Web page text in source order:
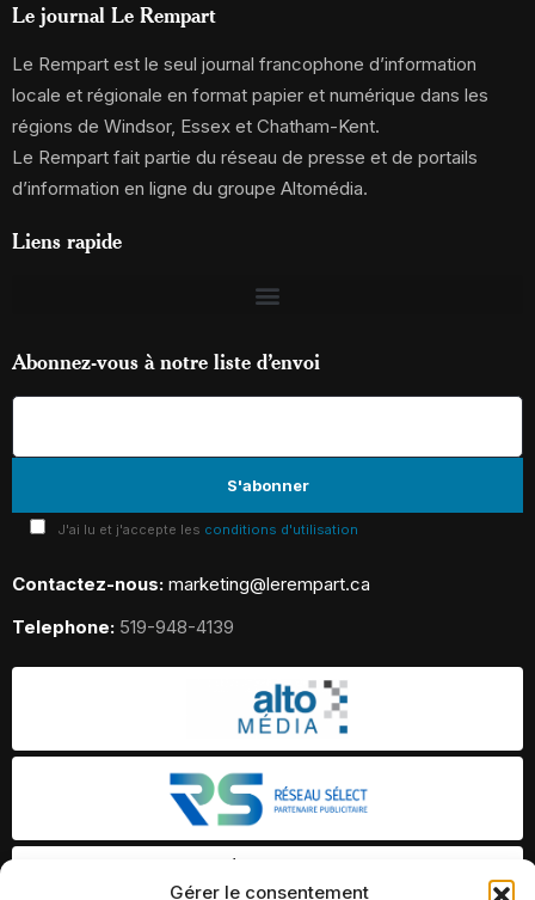
Gérer le consentement
Le journal Le Rempart
Le Rempart est le seul journal francophone d’information
locale et régionale en format papier et numérique dans les
régions de Windsor, Essex et Chatham-Kent.
Le Rempart fait partie du réseau de presse et de portails
d’information en ligne du groupe Altomédia.
Liens rapide
Abonnez-vous à notre liste d’envoi
J'ai lu et j'accepte les conditions d'utilisation
Contactez-nous: marketing@lerempart.ca
Telephone: 519-948-4139